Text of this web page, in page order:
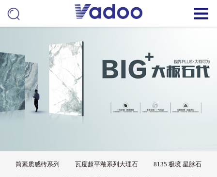
简素质感砖系列 瓦度超平釉系列大理石 8135 极境 星脉石